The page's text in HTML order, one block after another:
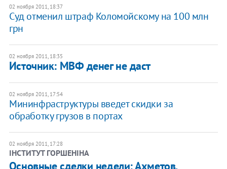
02 ноября 2011, 18:37
Суд отменил штраф Коломойскому на 100 млн
грн
02 ноября 2011, 18:35
Источник: МВФ денег не даст
02 ноября 2011, 17:54
​Мининфраструктуры введет скидки за
обработку грузов в портах
02 ноября 2011, 17:28
ІНСТИТУТ ГОРШЕНІНА
Основные сделки недели: Ахметов,